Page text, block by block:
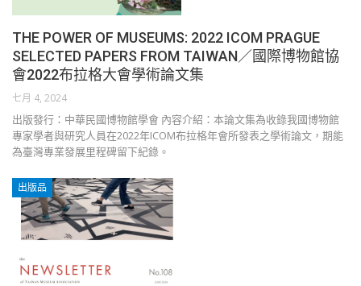
THE POWER OF MUSEUMS: 2022 ICOM PRAGUE
SELECTED PAPERS FROM TAIWAN／國際博物館協
會2022布拉格大會學術論文集
七月 4, 2024
出版發行：中華民國博物館學會 內容介紹：本論文集為收錄我國博物館
專家學者與研究人員在2022年ICOM布拉格年會所發表之學術論文，期能
為臺灣專業發展里程碑留下紀錄。
出版品